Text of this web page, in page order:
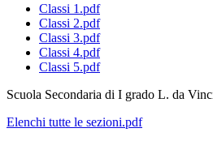
Classi 1.pdf
Classi 2.pdf
Classi 3.pdf
Classi 4.pdf
Classi 5.pdf
Scuola Secondaria di I grado L. da
Elenchi tutte le sezioni.pdf